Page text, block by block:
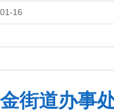
16
街道办事